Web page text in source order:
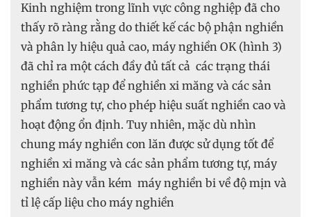
Kinh nghiệm trong lĩnh vực công nghiệp đã cho
thấy rõ ràng rằng do thiết kế các bộ phận nghiền
và phân ly hiệu quả cao, máy nghiền OK (hình 3)
đã chỉ ra một cách đầy đủ tất cả các trạng thái
nghiền phức tạp để nghiền xi măng và các sản
phẩm tương tự, cho phép hiệu suất nghiền cao và
hoạt động ổn định. Tuy nhiên, mặc dù nhìn
chung máy nghiền con lăn được sử dụng tốt để
nghiền xi măng và các sản phẩm tương tự, máy
nghiền này vẫn kém máy nghiền bi về độ mịn và
tỉ lệ cấp liệu cho máy nghiền